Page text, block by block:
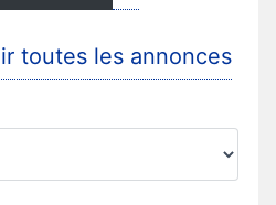
toutes les annonces